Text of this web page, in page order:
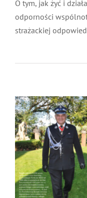
Symbole
MDP i DDP
Kultura
Historia
Projekty
System OSP
Sklep
100-lecie
O tym, jak żyć i
odporności
strażackiej